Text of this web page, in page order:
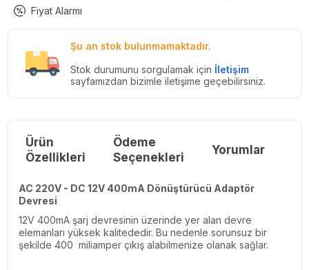
Fiyat Alarmı
Şu an stok bulunmamaktadır.
Stok durumunu sorgulamak için İletişim
sayfamızdan bizimle iletişime geçebilirsiniz.
Ürün
Özellikleri
Ödeme
Seçenekleri
Yorumlar
AC 220V - DC 12V 400mA Dönüştürücü Adaptör
Devresi
12V 400mA şarj devresinin üzerinde yer alan devre
elemanları yüksek kalitededir. Bu nedenle sorunsuz bir
şekilde 400 miliamper çıkış alabilmenize olanak sağlar.